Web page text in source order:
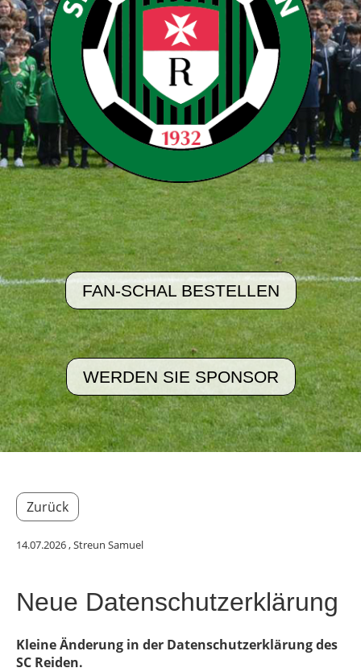
FAN-SCHAL BESTELLEN
WERDEN SIE SPONSOR
Zurück
14.07.2026, Streun Samuel
Neue Datenschutzerklärung
Kleine Änderung in der Datenschutzerklärung des
SC Reiden.